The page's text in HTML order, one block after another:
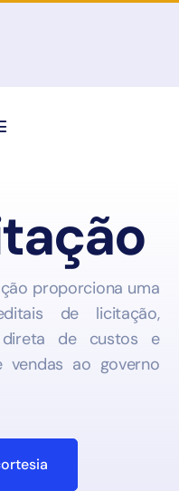
proporciona uma
de licitação,
direta de custos e
vendas ao governo